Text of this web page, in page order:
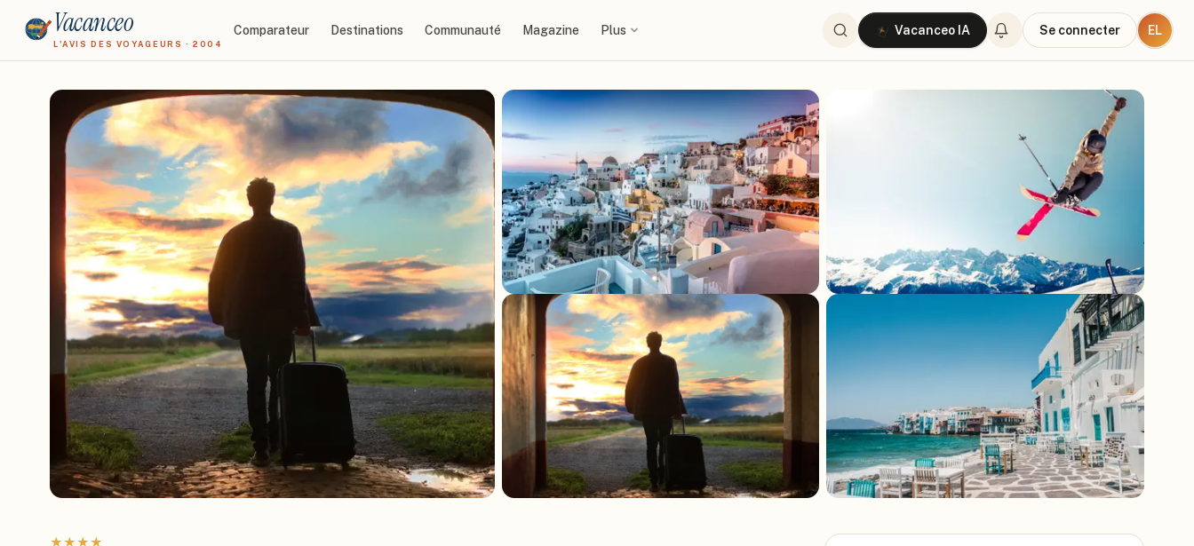
Vacanceo
L'AVIS DES VOYAGEURS · 2004
Comparateur Destinations Communauté Magazine Plus Vacanceo IA Se connecter EL
★★★★